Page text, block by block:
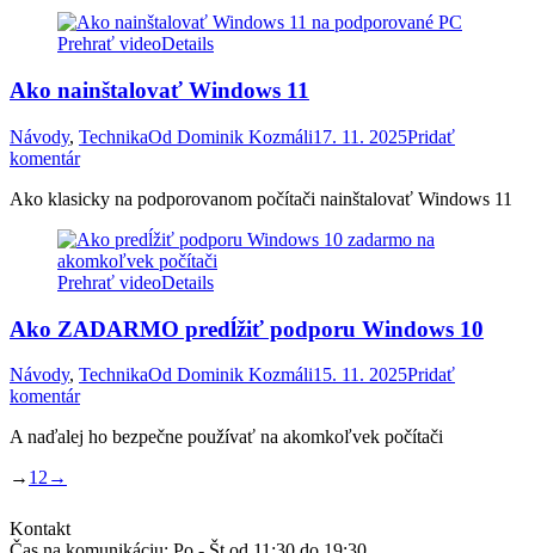
Prehrať videoDetails
Ako nainštalovať Windows 11
Návody, TechnikaOd Dominik Kozmáli17. 11. 2025Pridať
komentár
Ako klasicky na podporovanom počítači nainštalovať Windows 11
Prehrať videoDetails
Ako ZADARMO predĺžiť podporu Windows 10
Návody, TechnikaOd Dominik Kozmáli15. 11. 2025Pridať
komentár
A naďalej ho bezpečne používať na akomkoľvek počítači
→ 1 2 →
Kontakt